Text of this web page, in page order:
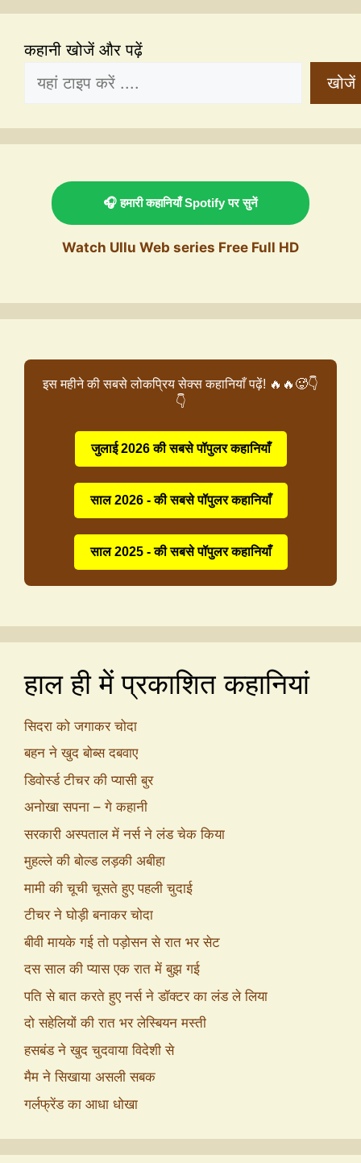
कहानी खोजें और पढ़ें
खोजें
🎧 हमारी कहानियाँ Spotify पर सुनें
Watch Ullu Web series Free Full HD
इस महीने की सबसे लोकप्रिय सेक्स कहानियाँ पढ़ें! 🔥🔥🥵👇
👇
जुलाई 2026 की सबसे पॉपुलर कहानियाँ
साल 2026 - की सबसे पॉपुलर कहानियाँ
साल 2025 - की सबसे पॉपुलर कहानियाँ
हाल ही में प्रकाशित कहानियां
सिदरा को जगाकर चोदा
बहन ने खुद बोब्स दबवाए
डिवोर्स्ड टीचर की प्यासी बुर
अनोखा सपना – गे कहानी
सरकारी अस्पताल में नर्स ने लंड चेक किया
मुहल्ले की बोल्ड लड़की अबीहा
मामी की चूची चूसते हुए पहली चुदाई
टीचर ने घोड़ी बनाकर चोदा
बीवी मायके गई तो पड़ोसन से रात भर सेट
दस साल की प्यास एक रात में बुझ गई
पति से बात करते हुए नर्स ने डॉक्टर का लंड ले लिया
दो सहेलियों की रात भर लेस्बियन मस्ती
हसबंड ने खुद चुदवाया विदेशी से
मैम ने सिखाया असली सबक
गर्लफ्रेंड का आधा धोखा